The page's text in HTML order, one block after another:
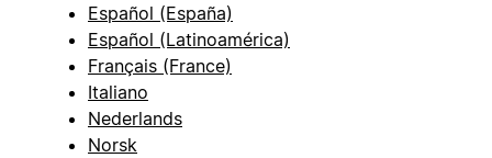
Español (España)
Español (Latinoamérica)
Français (France)
Italiano
Nederlands
Norsk